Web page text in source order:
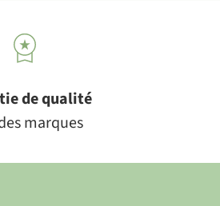
de qualité
marques